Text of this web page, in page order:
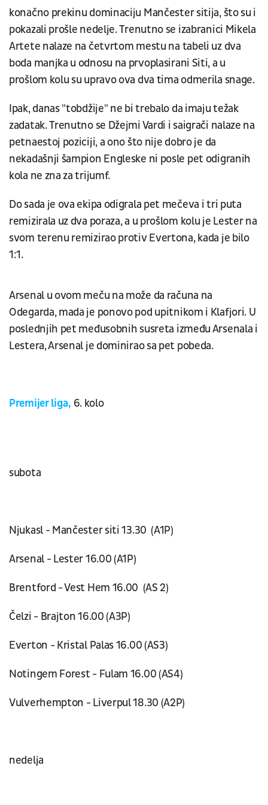
konačno prekinu dominaciju Mančester sitija, što su i
pokazali prošle nedelje. Trenutno se izabranici Mikela
Artete nalaze na četvrtom mestu na tabeli uz dva
boda manjka u odnosu na prvoplasirani Siti, a u
prošlom kolu su upravo ova dva tima odmerila snage.
Ipak, danas "tobdžije" ne bi trebalo da imaju težak
zadatak. Trenutno se Džejmi Vardi i saigrači nalaze na
petnaestoj poziciji, a ono što nije dobro je da
nekadašnji šampion Engleske ni posle pet odigranih
kola ne zna za trijumf.
Do sada je ova ekipa odigrala pet mečeva i tri puta
remizirala uz dva poraza, a u prošlom kolu je Lester na
svom terenu remizirao protiv Evertona, kada je bilo
1:1.
Arsenal u ovom meču na može da računa na
Odegarda, mada je ponovo pod upitnikom i Klafjori. U
poslednjih pet međusobnih susreta između Arsenala i
Lestera, Arsenal je dominirao sa pet pobeda.
Premijer liga, 6. kolo
subota
Njukasl - Mančester siti 13.30 (A1P)
Arsenal - Lester 16.00 (A1P)
Brentford - Vest Hem 16.00 (AS 2)
Čelzi - Brajton 16.00 (A3P)
Everton - Kristal Palas 16.00 (AS3)
Notingem Forest - Fulam 16.00 (AS4)
Vulverhempton - Liverpul 18.30 (A2P)
nedelja